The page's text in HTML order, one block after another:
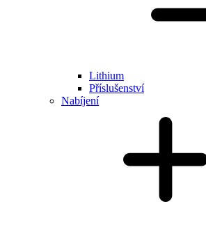
Lithium
Příslušenství
Nabíjení